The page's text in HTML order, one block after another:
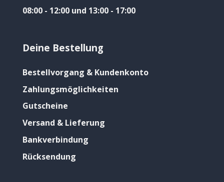
08:00 - 12:00 und 13:00 - 17:00
Deine Bestellung
Bestellvorgang & Kundenkonto
Zahlungsmöglichkeiten
Gutscheine
Versand & Lieferung
Bankverbindung
Rücksendung